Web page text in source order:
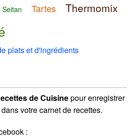
Seitan Tartes Thermomix
plats et d'ingrédients
de Cuisinepour enregistrer
votre carnet de recettes.
: